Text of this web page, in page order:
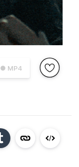
● MP4